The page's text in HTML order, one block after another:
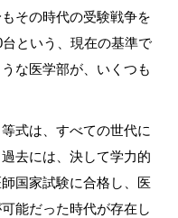
その時代の受験戦争を
台という、現在の基準で
な医学部が、いくつも
式は、すべての世代に
去には、決して学力的
国家試験に合格し、医
能だった時代が存在し